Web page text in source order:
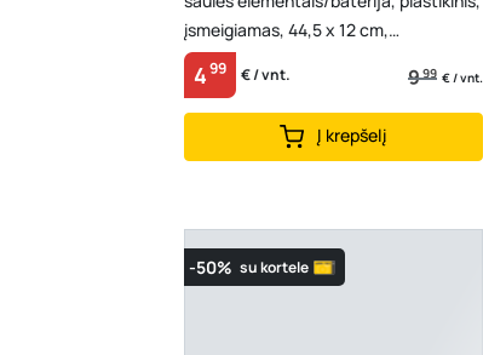
įsmeigiamas, 44,5 x 12 cm,
A170630098
499 € / vnt. 999 € / vnt.
Į krepšelį
-50% su kortele